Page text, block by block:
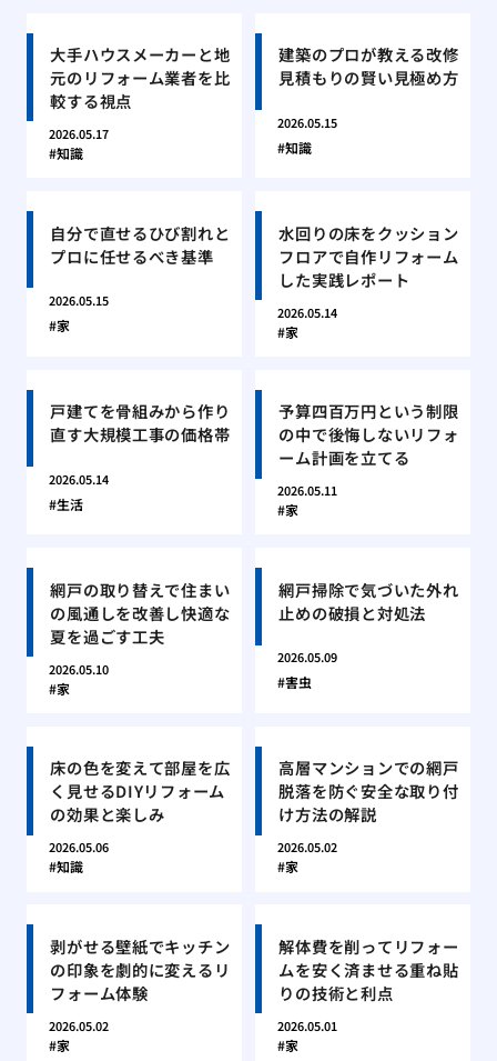
大手ハウスメーカーと地
元のリフォーム業者を比
較する視点
2026.05.17
知識
建築のプロが教える改修
見積もりの賢い見極め方
2026.05.15
知識
自分で直せるひび割れと
プロに任せるべき基準
2026.05.15
家
水回りの床をクッション
フロアで自作リフォーム
した実践レポート
2026.05.14
家
戸建てを骨組みから作り
直す大規模工事の価格帯
2026.05.14
生活
予算四百万円という制限
の中で後悔しないリフォ
ーム計画を立てる
2026.05.11
家
網戸の取り替えで住まい
の風通しを改善し快適な
夏を過ごす工夫
2026.05.10
家
網戸掃除で気づいた外れ
止めの破損と対処法
2026.05.09
害虫
床の色を変えて部屋を広
く見せるDIYリフォーム
の効果と楽しみ
2026.05.06
知識
高層マンションでの網戸
脱落を防ぐ安全な取り付
け方法の解説
2026.05.02
家
剥がせる壁紙でキッチン
の印象を劇的に変えるリ
フォーム体験
2026.05.02
家
解体費を削ってリフォー
ムを安く済ませる重ね貼
りの技術と利点
2026.05.01
家